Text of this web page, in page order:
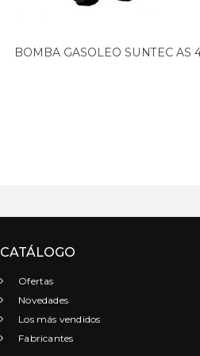
BOMBA GASOLEO SUNTEC AS
CATÁLOGO
Ofertas
Novedades
Los más vendidos
Fabricantes